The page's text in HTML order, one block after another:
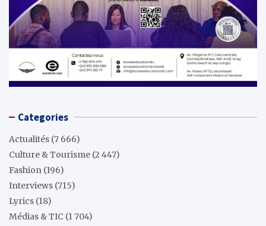
Categories
Actualités (7 666)
Culture & Tourisme (2 447)
Fashion (196)
Interviews (715)
Lyrics (18)
Médias & TIC (1 704)